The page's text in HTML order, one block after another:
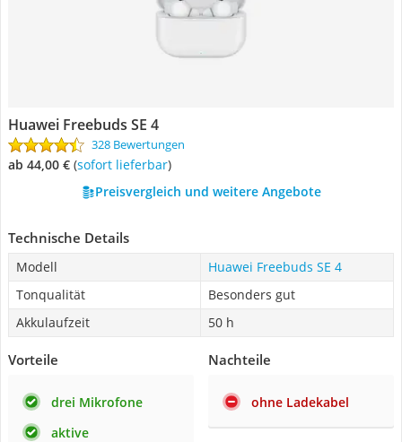
Huawei Freebuds SE 4
328 Bewertungen
ab 44,00 € ( Sofort lieferbar)
Preisvergleich und weitere Angebote
Technische Details
Modell
Huawei Freebuds SE 4
Tonqualität
Besonders gut
Akkulaufzeit
50 h
Vorteile
drei Mikrofone
aktive
Nachteile
ohne Ladekabel